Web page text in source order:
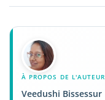
À PROPOS DE L'AUTEUR
Veedushi Bissessur